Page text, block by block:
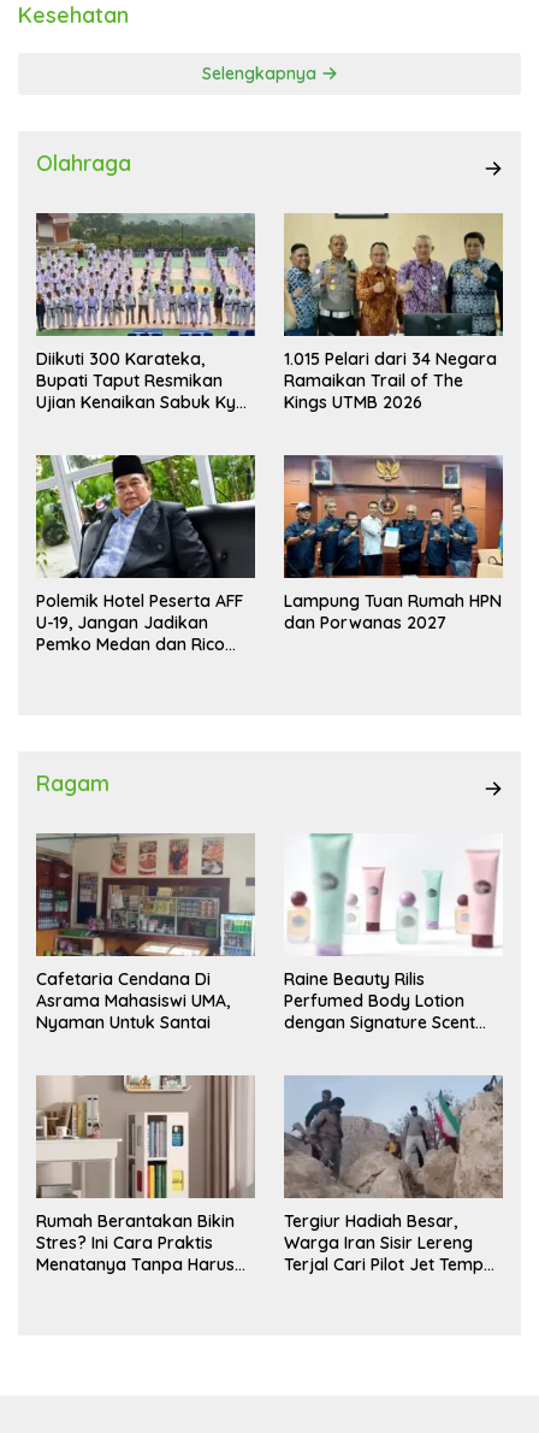
Kesehatan
Selengkapnya
Olahraga
Diikuti 300 Karateka,
Bupati Taput Resmikan
Ujian Kenaikan Sabuk Kyu
1.015 Pelari dari 34 Negara
Ramaikan Trail of The
Kings UTMB 2026
Polemik Hotel Peserta AFF
U-19, Jangan Jadikan
Pemko Medan dan Rico
Lampung Tuan Rumah HPN
dan Porwanas 2027
Ragam
Cafetaria Cendana Di
Asrama Mahasiswi UMA,
Nyaman Untuk Santai
Raine Beauty Rilis
Perfumed Body Lotion
dengan Signature Scent
Rumah Berantakan Bikin
Stres? Ini Cara Praktis
Menatanya Tanpa Harus
Tergiur Hadiah Besar,
Warga Iran Sisir Lereng
Terjal Cari Pilot Jet Tempur